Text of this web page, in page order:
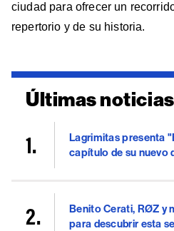
ciudad para ofrecer un
repertorio y de su historia.
Últimas noticias
Lagrimitas presenta
capítulo de su nuevo
Benito Cerati, RØZ y
para descubrir esta